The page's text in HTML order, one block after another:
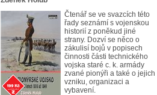
Čtenář se ve svazcích této
řady seznámí s vojenskou
historií z poněkud jiné
strany. Dozví se něco o
zákulisí bojů v popisech
činnosti části technického
vojska staré c. k. armády
zvané pionýři a také o jejich
vzniku, organizaci a
vybavení.